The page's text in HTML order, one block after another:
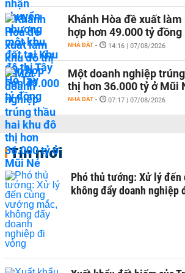
Khánh Hòa đề xuất
hợp hơn 49.000 tỷ đồng
NHÀ ĐẤT - 14:16 | 07/08/2026
Một doanh nghiệp
thị hơn 36.000 tỷ ở Mũi
NHÀ ĐẤT - 07:17 | 07/08/2026
Tin mới
Phó thủ tướng: Xử lý đến
không đẩy doanh nghiệp